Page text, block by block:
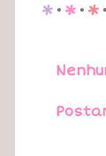
p . p . p .